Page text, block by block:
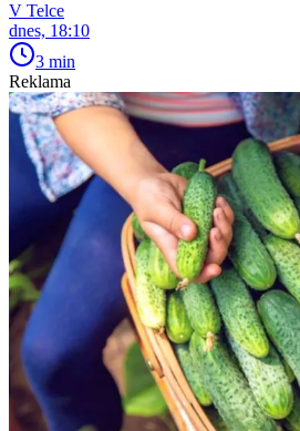
V Telce
dnes, 18:10
3 min
Reklama